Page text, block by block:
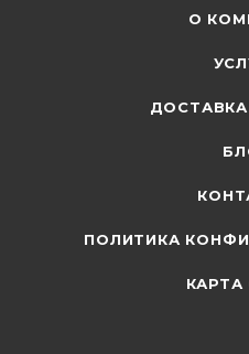
О
ПОЛИТИКА
КАРТА